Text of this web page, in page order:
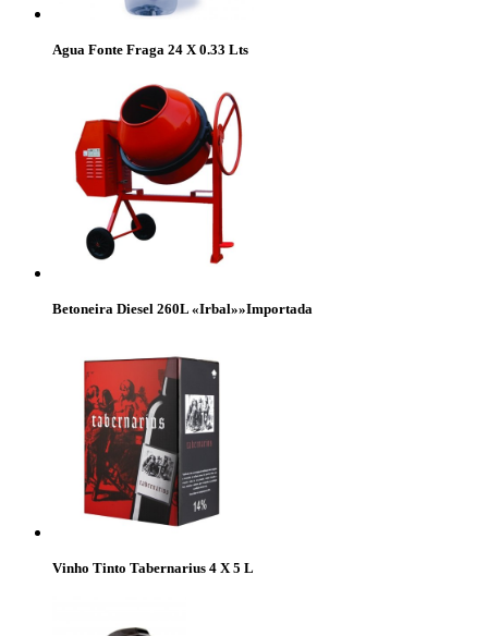
Agua Fonte Fraga 24 X 0.33 Lts
Betoneira Diesel 260L «Irbal»»Importada
Vinho Tinto Tabernarius 4 X 5 L